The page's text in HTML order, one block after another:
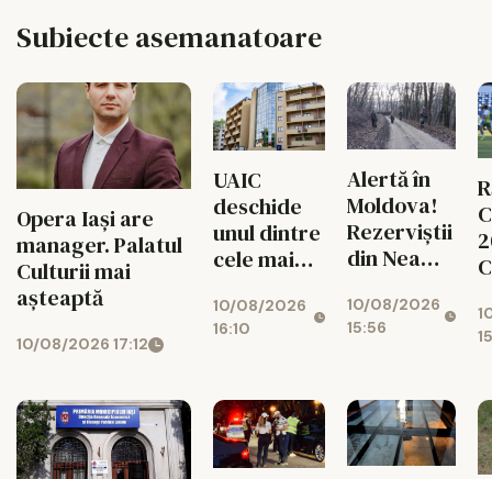
Subiecte asemanatoare
Opera Iași are
manager. Palatul
Culturii mai
așteaptă
10/08/2026 17:12
UAIC
deschide
unul dintre
cele mai
cămine
studențești
10/08/2026
16:10
Alertă în
Moldova!
Rezerviștii
din Neamț,
Botoșani,
chemați în
10/08/2026
15:56